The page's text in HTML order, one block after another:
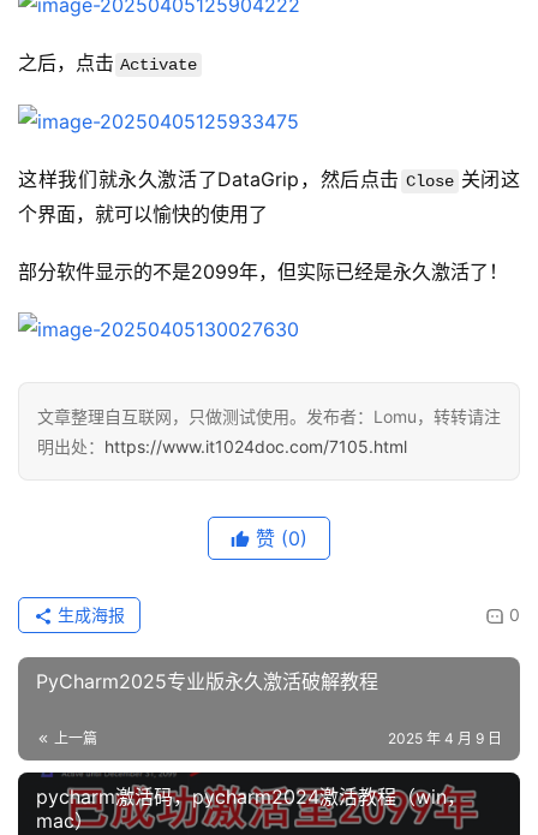
之后，点击 Activate
这样我们就永久激活了DataGrip，然后点击 Close 关闭这
个界面，就可以愉快的使用了
部分软件显示的不是2099年，但实际已经是永久激活了！
文章整理自互联网，只做测试使用。发布者：Lomu，转转请注
明出处： https://www.it1024doc.com/7105.html
赞 (0)
0
生成海报
PyCharm2025专业版永久激活破解教程
上一篇 2025 年 4 月 9 日
pycharm激活码，pycharm2024激活教程（win，
mac）